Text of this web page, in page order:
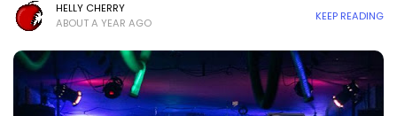
HELLY CHERRY
ABOUT A YEAR AGO
KEEP READING